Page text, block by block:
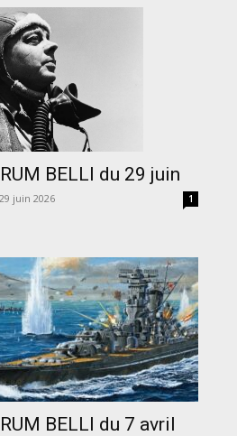
BELLI du 29 juin
29 juin 2026 1
BELLI du 7 avril